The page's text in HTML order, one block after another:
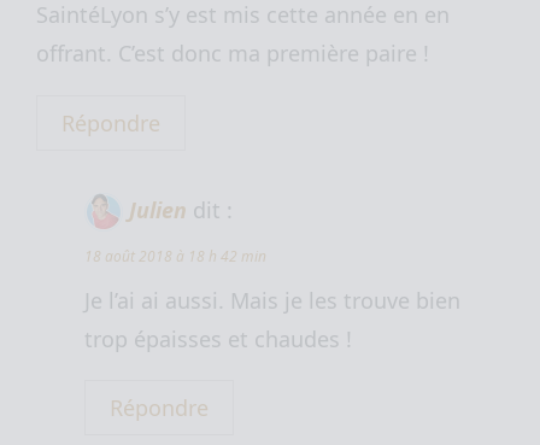
SaintéLyon s’y est mis cette année en en
offrant. C’est donc ma première paire !
Répondre
Julien dit :
18 août 2018 à 18 h 42 min
Je l’ai ai aussi. Mais je les trouve bien
trop épaisses et chaudes !
Répondre